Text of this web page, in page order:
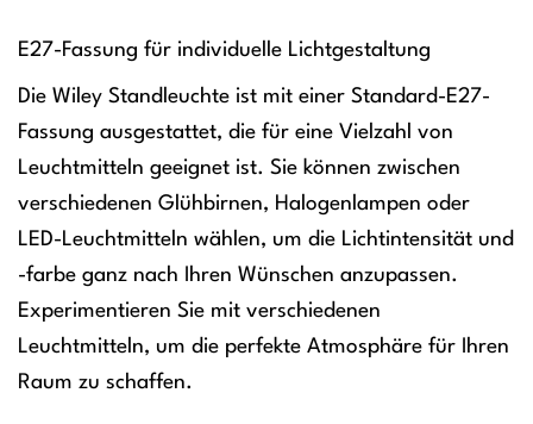
E27-Fassung für individuelle Lichtgestaltung
Die Wiley Standleuchte ist mit einer Standard-E27-
Fassung ausgestattet, die für eine Vielzahl von
Leuchtmitteln geeignet ist. Sie können zwischen
verschiedenen Glühbirnen, Halogenlampen oder
LED-Leuchtmitteln wählen, um die Lichtintensität und
-farbe ganz nach Ihren Wünschen anzupassen.
Experimentieren Sie mit verschiedenen
Leuchtmitteln, um die perfekte Atmosphäre für Ihren
Raum zu schaffen.